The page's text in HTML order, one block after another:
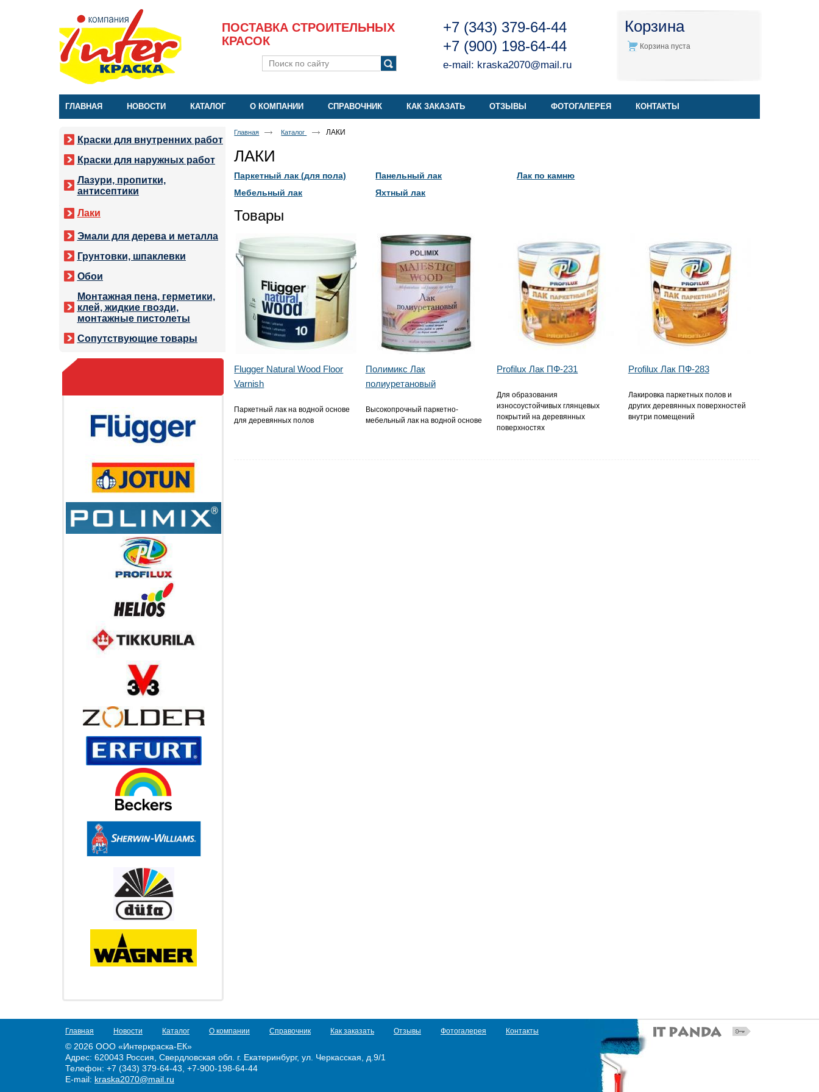
+7 (343) 379-64-44
+7 (900) 198-64-44
e-mail: kraska2070@mail.ru
ПОСТАВКА СТРОИТЕЛЬНЫХ
КРАСОК
ГЛАВНАЯ НОВОСТИ КАТАЛОГ О КОМПАНИИ СПРАВОЧНИК КАК ЗАКАЗАТЬ ОТЗЫВЫ ФОТОГАЛЕРЕЯ КОНТАКТЫ
Краски для внутренних работ
Краски для наружных работ
Лазури, пропитки,
антисептики
Лаки
Эмали для дерева и металла
Грунтовки, шпаклевки
Обои
Монтажная пена, герметики,
клей, жидкие гвозди,
монтажные пистолеты
Сопутствующие товары
Корзина
Корзина пуста
Главная Каталог ЛАКИ
ЛАКИ
Паркетный лак (для пола) Панельный лак
Лак по камню
Мебельный лак
Яхтный лак
Товары
Flugger Natural Wood Floor
Varnish
Паркетный лак на водной основе
для деревянных полов
Полимикс Лак
полиуретановый
Высокопрочный паркетно-
мебельный лак на водной основе
Profilux Лак ПФ-231
Для образования
износоустойчивых глянцевых
покрытий на деревянных
поверхностях
Profilux Лак ПФ-283
Лакировка паркетных полов и
других деревянных поверхностей
внутри помещений
Главная Новости Каталог О компании Справочник Как заказать Отзывы Фотогалерея Контакты
© 2026 ООО «Интеркраска-ЕК»
Адрес: 620043 Россия, Свердловская обл. г. Екатеринбург, ул. Черкасская, д.9/1
Телефон: +7 (343) 379-64-43, +7-900-198-64-44
E-mail: kraska2070@mail.ru